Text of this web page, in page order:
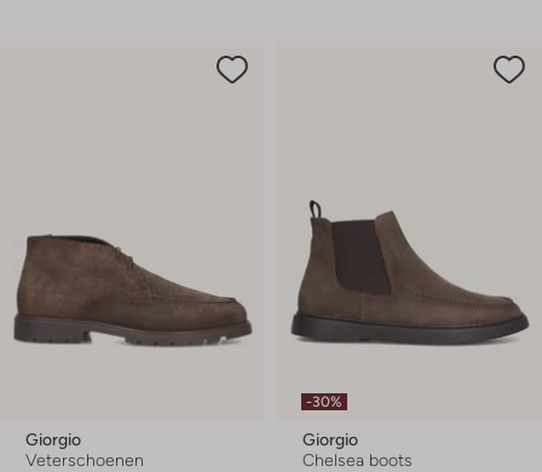
Giorgio
Veterschoenen
-30%
Giorgio
Chelsea boots